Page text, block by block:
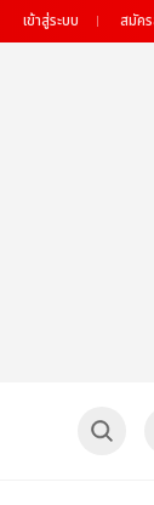
เข้าสู่ระบบ สมัค